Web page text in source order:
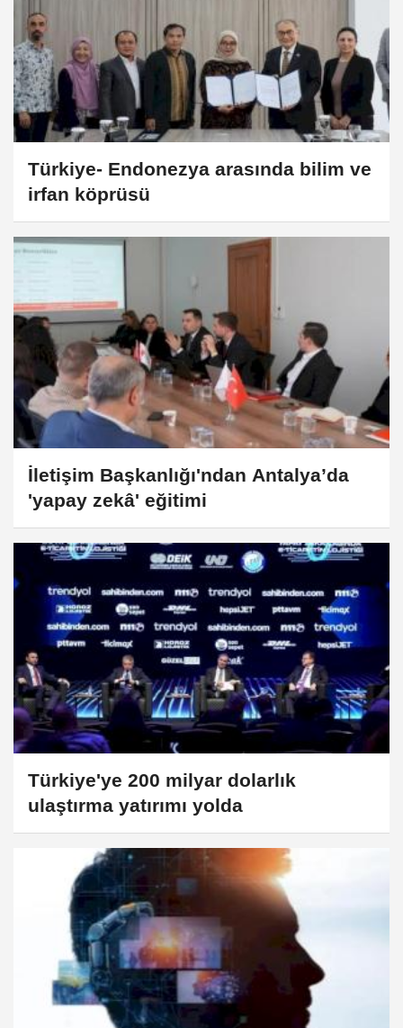
Türkiye- Endonezya arasında bilim ve
irfan köprüsü
İletişim Başkanlığı'ndan Antalya’da
'yapay zekâ' eğitimi
Türkiye'ye 200 milyar dolarlık
ulaştırma yatırımı yolda